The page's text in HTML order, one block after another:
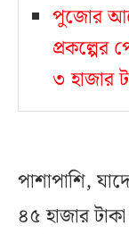
পুজোর
প্রকল্পের
৩ হাজার
পাশাপাশি,
৪৫ হাজার টাকা